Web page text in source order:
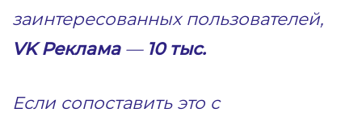
заинтересованных пользователей,
VK Реклама — 10 тыс.
Если сопоставить это с